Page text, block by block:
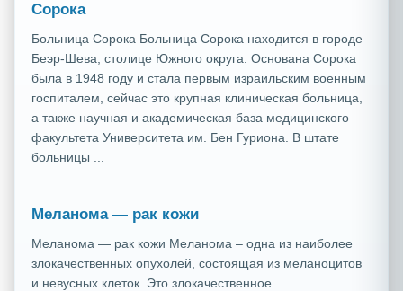
Сорока
Больница Сорока Больница Сорока находится в городе
Беэр-Шева, столице Южного округа. Основана Сорока
была в 1948 году и стала первым израильским военным
госпиталем, сейчас это крупная клиническая больница,
а также научная и академическая база медицинского
факультета Университета им. Бен Гуриона. В штате
больницы ...
Меланома — рак кожи
Меланома — рак кожи Меланома – одна из наиболее
злокачественных опухолей, состоящая из меланоцитов
и невусных клеток. Это злокачественное